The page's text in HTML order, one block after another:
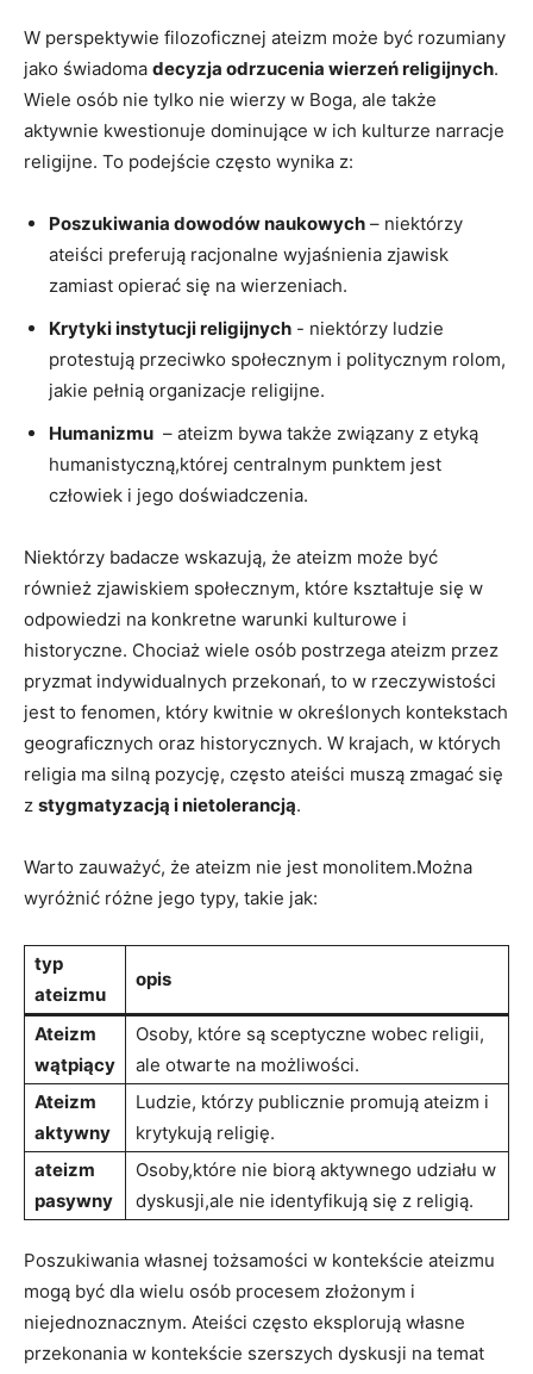
W perspektywie ‌filozoficznej ateizm może być rozumiany
jako‍ świadoma decyzja odrzucenia wierzeń religijnych.
Wiele osób ⁤nie⁢ tylko nie ‍wierzy w Boga, ale także
aktywnie kwestionuje dominujące w ich kulturze narracje
religijne. To podejście‍ często wynika z:
Poszukiwania dowodów naukowych – niektórzy
⁣ateiści preferują racjonalne wyjaśnienia zjawisk
zamiast opierać się na wierzeniach.
Krytyki instytucji religijnych -‍ niektórzy ludzie
protestują przeciwko społecznym i politycznym rolom,⁤
jakie pełnią organizacje religijne.
Humanizmu ⁢ – ateizm bywa także związany z etyką
humanistyczną,której centralnym punktem jest
człowiek i jego doświadczenia.
Niektórzy⁢ badacze wskazują, że ateizm może​ być
również zjawiskiem społecznym, które kształtuje się w
odpowiedzi na konkretne warunki‌ kulturowe i
historyczne. Chociaż wiele osób postrzega ateizm przez
pryzmat indywidualnych przekonań, to w rzeczywistości
jest to fenomen, który kwitnie w określonych kontekstach
geograficznych oraz historycznych. W krajach, w⁢ których
religia ⁢ma silną pozycję, często ateiści muszą ⁢zmagać się
z stygmatyzacją i nietolerancją.
Warto zauważyć, że ateizm nie jest monolitem.Można
wyróżnić różne jego⁢ typy, takie jak:
typ
ateizmu
opis
Ateizm
wątpiący
Osoby, które są sceptyczne wobec religii,
ale otwarte na możliwości.
Ateizm⁤
aktywny
Ludzie,⁢ którzy ‍publicznie promują ateizm i
‌krytykują religię.
ateizm
pasywny
Osoby,które nie biorą ‍aktywnego udziału w
dyskusji,ale nie identyfikują się z religią.
Poszukiwania własnej tożsamości ⁣w ‍kontekście ateizmu
mogą być dla⁣ wielu osób procesem złożonym i
⁣niejednoznacznym. Ateiści często ​eksplorują własne
przekonania w kontekście szerszych dyskusji na temat